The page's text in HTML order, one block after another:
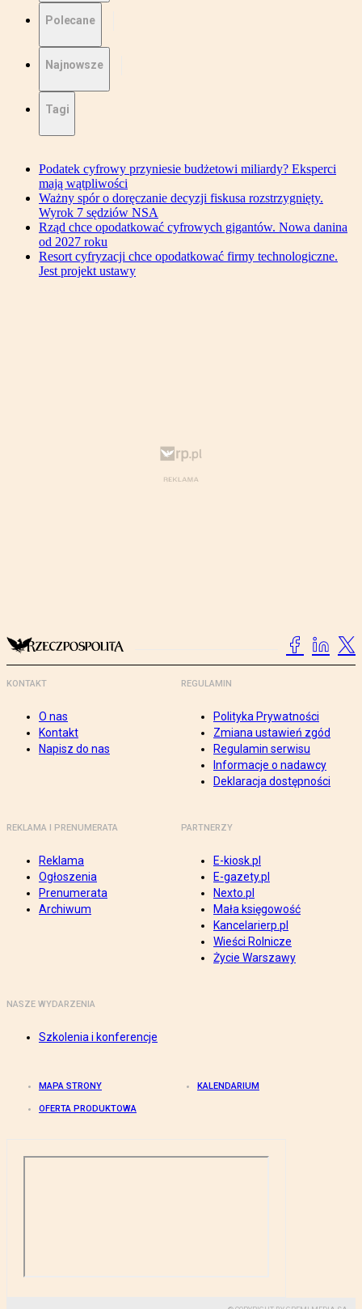
Polecane
Najnowsze
Tagi
Podatek cyfrowy przyniesie budżetowi miliardy? Eksperci
mają wątpliwości
Ważny spór o doręczanie decyzji fiskusa rozstrzygnięty.
Wyrok 7 sędziów NSA
Rząd chce opodatkować cyfrowych gigantów. Nowa danina
od 2027 roku
Resort cyfryzacji chce opodatkować firmy technologiczne.
Jest projekt ustawy
KONTAKT
O nas
Kontakt
Napisz do nas
REGULAMIN
Polityka Prywatności
Zmiana ustawień zgód
Regulamin serwisu
Informacje o nadawcy
Deklaracja dostępności
REKLAMA I PRENUMERATA
Reklama
Ogłoszenia
Prenumerata
Archiwum
PARTNERZY
E-kiosk.pl
E-gazety.pl
Nexto.pl
Mała księgowość
Kancelarierp.pl
Wieści Rolnicze
Życie Warszawy
NASZE WYDARZENIA
Szkolenia i konferencje
MAPA STRONY KALENDARIUM
OFERTA PRODUKTOWA